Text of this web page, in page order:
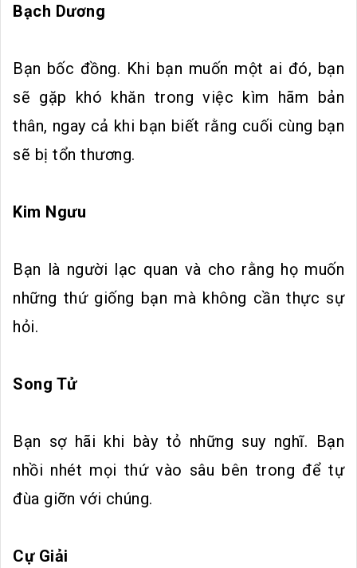
Bạch Dương
Bạn bốc đồng. Khi bạn muốn một ai đó, bạn
sẽ gặp khó khăn trong việc kìm hãm bản
thân, ngay cả khi bạn biết rằng cuối cùng bạn
sẽ bị tổn thương.
Kim Ngưu
Bạn là người lạc quan và cho rằng họ muốn
những thứ giống bạn mà không cần thực sự
hỏi.
Song Tử
Bạn sợ hãi khi bày tỏ những suy nghĩ. Bạn
nhồi nhét mọi thứ vào sâu bên trong để tự
đùa giỡn với chúng.
Cự Giải